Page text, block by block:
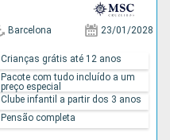
Barcelona 23/01/2028
Crianças grátis até 12 anos
Pacote com tudo incluído a um
preço especial
Clube infantil a partir dos 3 anos
Pensão completa